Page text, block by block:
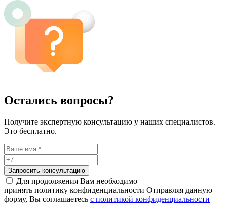
Остались вопросы?
Получите экспертную консультацию у наших специалистов.
Это бесплатно.
Запросить консультацию
Для продолжения Вам необходимо
принять политику конфиденциальности Отправляя данную
форму, Вы соглашаетесь с политикой конфиденциальности